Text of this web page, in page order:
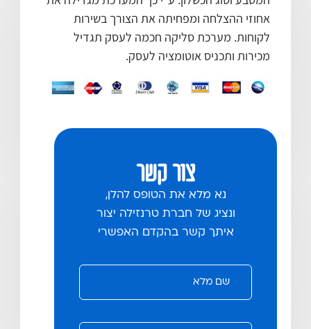
אחוזי ההצלחה ומפחיתה את הצורך בשירות
לקוחות. מערכת סליקה חכמה לעסק תגדיל
מכירות ותכניס אוטומציה לעסק.
צור קשר
נא מלא את הטופס להלן,
ונציג של חברת טרנזילה יצור
איתך קשר בהקדם האפשרי